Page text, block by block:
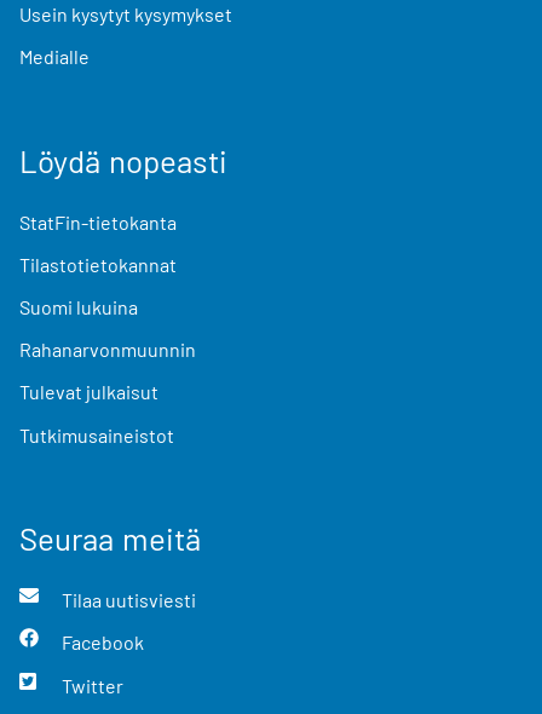
Usein kysytyt kysymykset
Medialle
Löydä nopeasti
StatFin-tietokanta
Tilastotietokannat
Suomi lukuina
Rahanarvonmuunnin
Tulevat julkaisut
Tutkimusaineistot
Seuraa meitä
Tilaa uutisviesti
Facebook
Twitter